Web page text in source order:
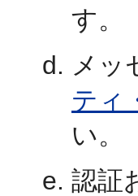
す。
メッ
ティ
い。
認証